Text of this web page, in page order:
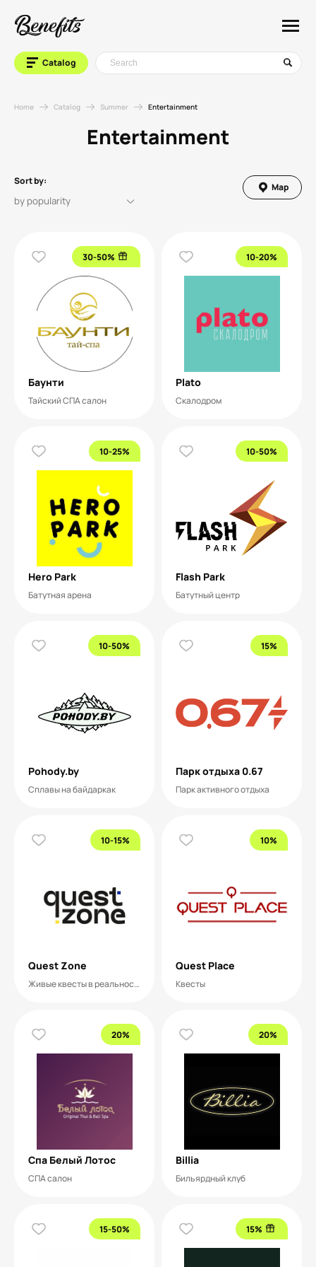
Catalog
Home Catalog Summer Entertainment
Entertainment
Sort by:
Map
30-50%
Баунти
Тайский СПА салон
10-20%
Plato
Скалодром
10-25%
Hero Park
Батутная арена
10-50%
Flash Park
Батутный центр
10-50%
Pohody.by
Сплавы на байдаркак
15%
Парк отдыха 0.67
Парк активного отдыха
10-15%
Quest Zone
Живые квесты в реальности
10%
Quest Place
Квесты
20%
Спа Белый Лотос
СПА салон
20%
Billia
Бильярдный клуб
15-50% 15%